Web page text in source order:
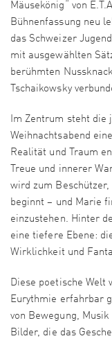
Mäusekönig“ von
Bühnenfassung neu
das Schweizer
mit ausgewählten
berühmten
Tschaikowsky
Im Zentrum steht die
Weihnachtsabend
Realität und Traum
Treue und innerer
wird zum Beschützer,
beginnt – und Marie
einzustehen. Hinter
eine tiefere Ebene:
Wirklichkeit und
Diese poetische Welt
Eurythmie erfahrbar
von Bewegung,
Bilder, die das